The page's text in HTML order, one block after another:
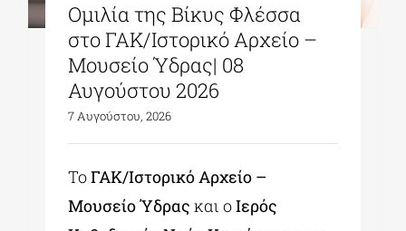
ΕΚΔΗΛΩΣΕΙΣ
Ομιλία της Βίκυς Φλέσσα
στο ΓΑΚ/Ιστορικό Αρχείο –
Μουσείο Ύδρας| 08
Αυγούστου 2026
7 Αυγούστου, 2026
ΤοΓΑΚ/Ιστορικό Αρχείο –
Μουσείο Ύδρας και οΙερός